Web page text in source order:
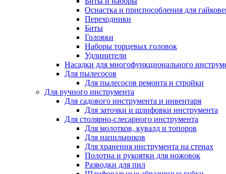
Оснастка и приспособления для
Переходники
Биты
Головки
Наборы торцевых головок
Удлинители
Насадки для многофункционального
Для пылесосов
Для пылесосов ремонта и стройки
Для ручного инструмента
Для садового инструмента и инвентаря
Для заточки и шлифовки инструмента
Для столярно-слесарного инструмента
Для молотков, кувалд и топоров
Для напильников
Для хранения инструмента на стенах
Полотна и рукоятки для ножовок
Разводки для пил